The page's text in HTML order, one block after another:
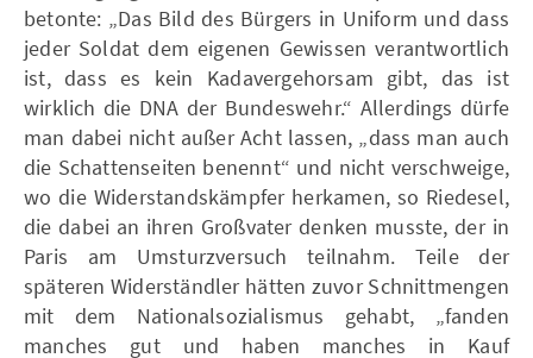
betonte: „Das Bild des Bürgers in Uniform und dass
jeder Soldat dem eigenen Gewissen verantwortlich
ist, dass es kein Kadavergehorsam gibt, das ist
wirklich die DNA der Bundeswehr.“ Allerdings dürfe
man dabei nicht außer Acht lassen, „dass man auch
die Schattenseiten benennt“ und nicht verschweige,
wo die Widerstandskämpfer herkamen, so Riedesel,
die dabei an ihren Großvater denken musste, der in
Paris am Umsturzversuch teilnahm. Teile der
späteren Widerständler hätten zuvor Schnittmengen
mit dem Nationalsozialismus gehabt, „fanden
manches gut und haben manches in Kauf